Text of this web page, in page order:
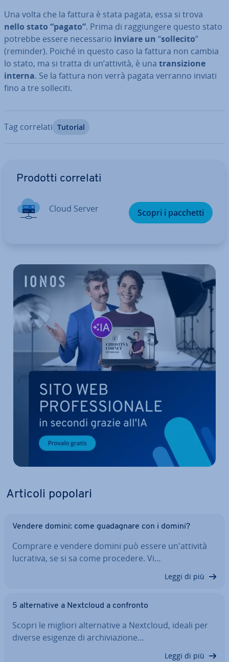
Una volta che la fattura è stata pagata, essa si trova
nello stato “pagato”. Prima di rag­giun­ge­re questo stato
potrebbe essere ne­ces­sa­rio inviare un “sollecito”
(reminder). Poiché in questo caso la fattura non cambia
lo stato, ma si tratta di un’attività, è una tran­si­zio­ne
interna. Se la fattura non verrà pagata verranno inviati
fino a tre solleciti.
Tag correlati Tutorial
Prodotti correlati
Cloud Server Scopri i pacchetti
Articoli popolari
Vendere domini: come gua­da­gna­re con i domini?
Comprare e vendere domini può essere un'at­ti­vi­tà
lucrativa, se si sa come procedere. Vi…
Leggi di più
5 al­ter­na­ti­ve a Nextcloud a confronto
Scopri le migliori al­ter­na­ti­ve a Nextcloud, ideali per
diverse esigenze di ar­chi­via­zio­ne…
Leggi di più